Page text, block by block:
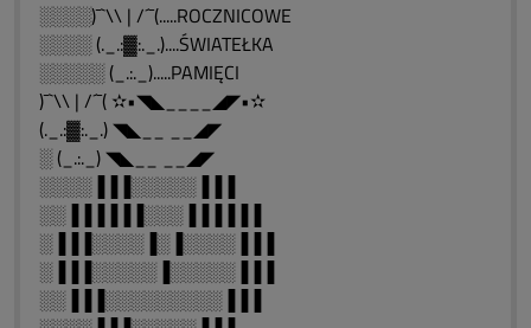
░░░░)¯`\\ | /´¯(.....ROCZNICOWE
░░░░ (._.:▓:._.)....ŚWIATEŁKA
░░░░░ (_.:._).....PAMIĘCI
)¯`\\ | /´¯( ✫•◥◣____◢◤•✫
(._.:▓:._.) ◥◣__ __◢◤
░ (_.:._) ◥◣__ __◢◤
░░░░▐▐▐░░░░░▐▐▐
░░▐▐▐▐▐▐░░░▐▐▐▐▐▐
░▐▐▐░░░░▐░▐░░░░▐▐▐
░▐▐▐░░░░░▐░░░░░▐▐▐
░░▐▐▐░░░░░░░░░▐▐▐